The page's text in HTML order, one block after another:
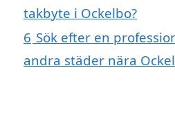
takbyte i Ockelbo?
6 Sök efter en
andra städer nära